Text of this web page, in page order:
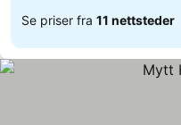
Se priser fra 11 nettsteder